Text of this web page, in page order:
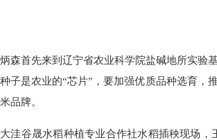
森首先来到辽宁省农业科学院盐碱地所实验
子是农业的“芯片”，要加强优质品种选育，
品牌。
洼谷晟水稻种植专业合作社水稻插秧现场